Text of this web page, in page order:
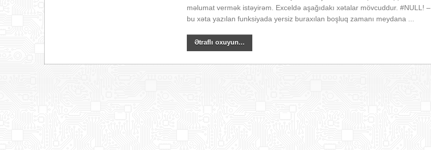
məlumat vermək istəyirəm. Exceldə aşağıdakı xətalar mövcuddur. #NULL! –
bu xəta yazılan funksiyada yersiz buraxılan boşluq zamanı meydana ...
Ətraflı oxuyun...